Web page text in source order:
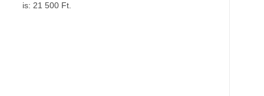
is: 21 500 Ft.